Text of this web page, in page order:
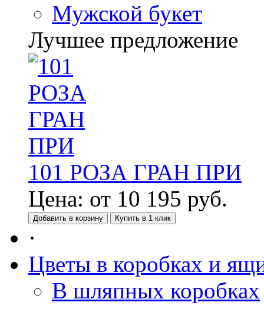
Мужской букет
Лучшее предложение
101 РОЗА ГРАН ПРИ
Цена: от 10 195 руб.
Добавить в корзину Купить в 1 клик
·
Цветы в коробках и
В шляпных коробках